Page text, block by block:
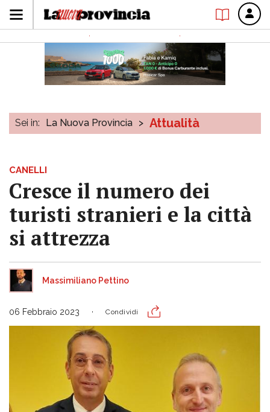
Sei in: La Nuova Provincia > Attualità
CANELLI
Cresce il numero dei
turisti stranieri e la città
si attrezza
Massimiliano Pettino
06 Febbraio 2023 Condividi